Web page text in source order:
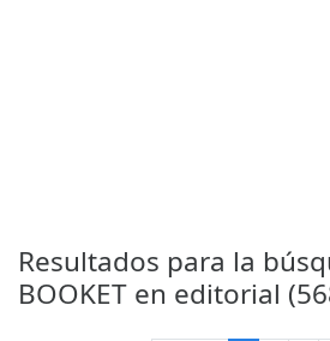
Resultados para la
BOOKET en editorial